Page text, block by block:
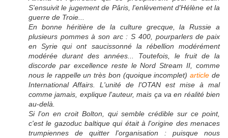
S'ensuivit le jugement de Pâris, l'enlèvement d'Hélène et la
guerre de Troie...
En bonne héritière de la culture grecque, la Russie a
plusieurs pommes à son arc : S 400, pourparlers de paix
en Syrie qui ont saucissonné la rébellion modérément
modérée durant des années... Toutefois, le fruit de la
discorde par excellence reste le Nord Stream II, comme
nous le rappelle un très bon (quoique incomplet)article de
International Affairs. L'unité de l'OTAN est mise à mal
comme jamais, explique l'auteur, mais ça va en réalité bien
au-delà.
Si l'on en croit Bolton, qui semble crédible sur ce point,
c'est le gazoduc baltique qui était à l'origine des menaces
trumpiennes de quitter l'organisation : puisque nous